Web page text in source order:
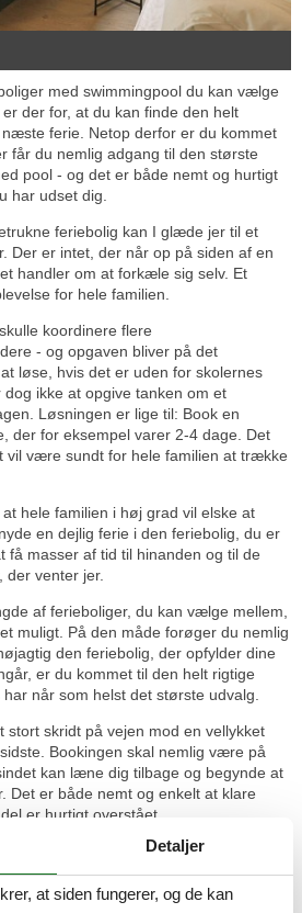
med swimmingpool du kan vælge
der for, at du kan finde den helt
ferie. Netop derfor er du kommet
får du nemlig adgang til den største
pool - og det er både nemt og hurtigt
har udset dig.
feriebolig kan I glæde jer til et
Der er intet, der når op på siden af en
handler om at forkæle sig selv. Et
for hele familien.
koordinere flere
- og opgaven bliver på det
løse, hvis det er uden for skolernes
ikke at opgive tanken om et
Løsningen er lige til: Book en
der for eksempel varer 2-4 dage. Det
vil være sundt for hele familien at trække
hele familien i høj grad vil elske at
en dejlig ferie i den feriebolig, du er
få masser af tid til hinanden og til de
der venter jer.
af ferieboliger, du kan vælge mellem,
muligt. På den måde forøger du nemlig
den feriebolig, der opfylder dine
er du kommet til den helt rigtige
når som helst det største udvalg.
stort skridt på vejen mod en vellykket
Bookingen skal nemlig være på
kan læne dig tilbage og begynde at
Det er både nemt og enkelt at klare
er hurtigt overstået.
venter - se hvad I
Detaljer
at siden fungerer, og de kan